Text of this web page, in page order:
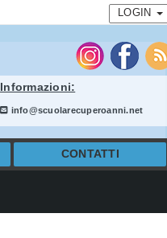
LOGIN
Informazioni:
info@scuolarecuperoanni.net
CONTATTI